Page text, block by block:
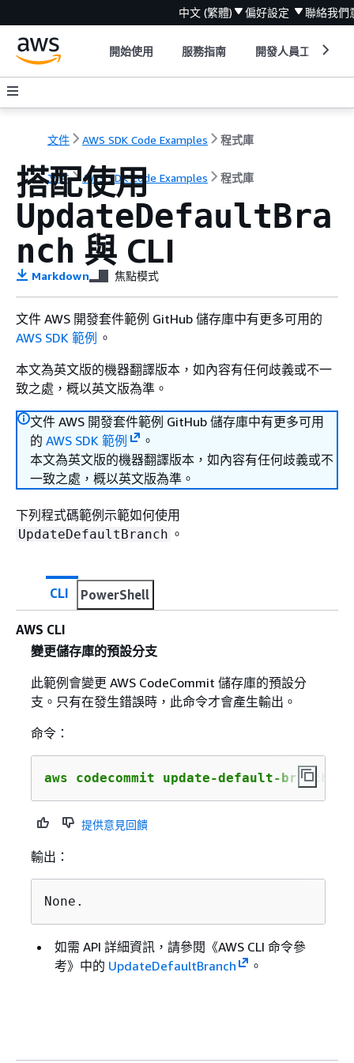
中文 (繁體) 偏好設定 聯絡我們
開始使用 服務指南 開發人員工具
文件 AWS SDK Code Examples 程式庫
文件 AWS SDK Code Examples 程式庫
搭配使用
UpdateDefaultBra
nch 與 CLI
Markdown 焦點模式
文件 AWS 開發套件範例 GitHub 儲存庫中有更多可用的
AWS SDK 範例 。
本文為英文版的機器翻譯版本，如內容有任何歧義或不一
致之處，概以英文版為準。
文件 AWS 開發套件範例 GitHub 儲存庫中有更多可用
的 AWS SDK 範例
。
本文為英文版的機器翻譯版本，如內容有任何歧義或不
一致之處，概以英文版為準。
下列程式碼範例示範如何使用
UpdateDefaultBranch 。
CLI PowerShell
AWS CLI
變更儲存庫的預設分支
此範例會變更 AWS CodeCommit 儲存庫的預設分
支。只有在發生錯誤時，此命令才會產生輸出。
命令：
aws codecommit update-default-branch
提供意見回饋
輸出：
None.
如需 API 詳細資訊，請參閱《AWS CLI 命令參
考》 中的 UpdateDefaultBranch 。